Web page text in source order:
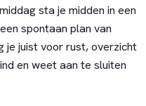
sta je midden in een
spontaan plan van
je juist voor rust, overzicht
en weet aan te sluiten